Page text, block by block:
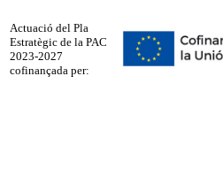
Actuació del Pla
Estratègic de la PAC
2023-2027
cofinançada per: